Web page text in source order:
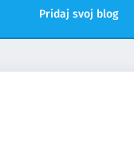
Pridaj svoj blog